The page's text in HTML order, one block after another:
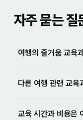
자주 묻는 질
여행의 즐거움 교육
다른 여행 관련 교육
교육 시간과 비용은